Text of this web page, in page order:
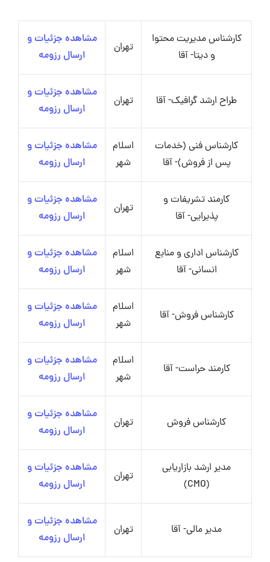
کارشناس مدیریت محتوا
و دیتا- آقا
تهران
مشاهده جزئیات و
ارسال رزومه
طراح ارشد گرافیک- آقا تهران
مشاهده جزئیات و
ارسال رزومه
کارشناس فنی (خدمات
پس از فروش)- آقا
اسلام
شهر
مشاهده جزئیات و
ارسال رزومه
کارمند تشریفات و
پذیرایی- آقا
تهران
مشاهده جزئیات و
ارسال رزومه
کارشناس اداری و منابع
انسانی- آقا
اسلام
شهر
مشاهده جزئیات و
ارسال رزومه
کارشناس فروش- آقا
اسلام
شهر
مشاهده جزئیات و
ارسال رزومه
کارمند حراست- آقا
اسلام
شهر
مشاهده جزئیات و
ارسال رزومه
کارشناس فروش تهران
مشاهده جزئیات و
ارسال رزومه
مدیر ارشد بازاریابی
(CMO)
تهران
مشاهده جزئیات و
ارسال رزومه
مدیر مالی- آقا تهران
مشاهده جزئیات و
ارسال رزومه